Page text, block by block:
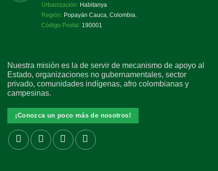
Urbanización: Habitanya
Región: Popayán Cauca, Colombia.
Código Postal: 190001
Nuestra misión es la de servir de mecanismo de apoyo al
Estado, organizaciones no gubernamentales, sector
privado, comunidades indígenas, afro colombianas y
campesinas.
¡Conozca un poco más de nosotros!